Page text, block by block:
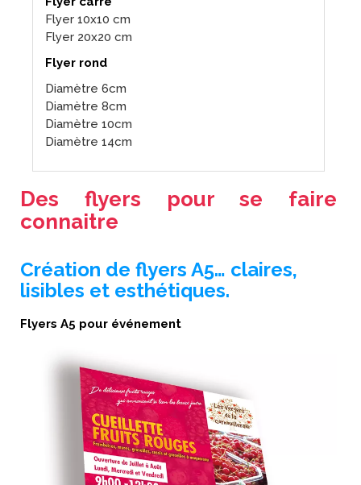
Flyer 10x10 cm
Flyer 20x20 cm
Flyer rond
Diamètre 6cm
Diamètre 8cm
Diamètre 10cm
Diamètre 14cm
Des flyers pour se faire
connaitre
Création de flyers A5… claires,
lisibles et esthétiques.
Flyers A5 pour événement